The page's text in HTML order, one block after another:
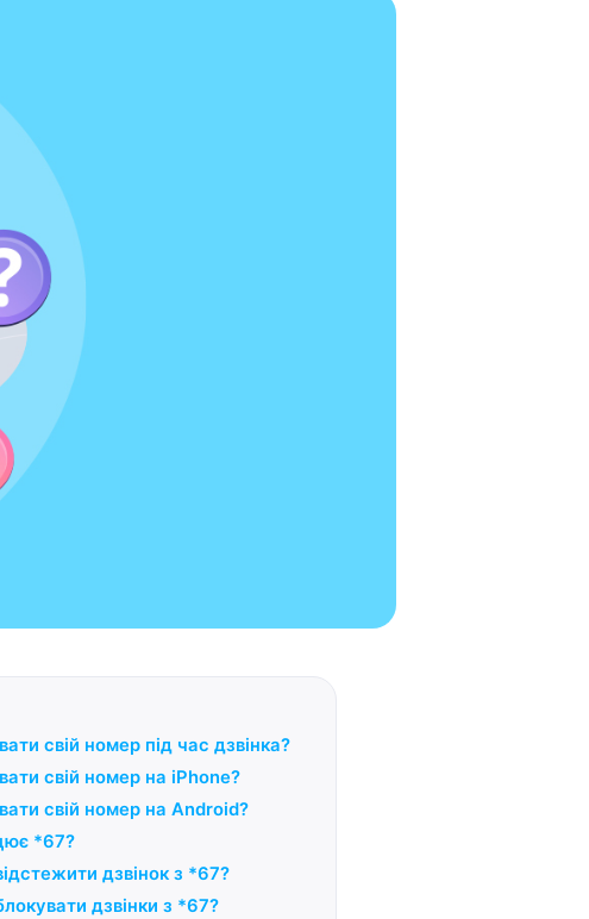
свій номер під час дзвінка?
свій номер на iPhone?
свій номер на Android?
*67?
дзвінок з *67?
дзвінки з *67?